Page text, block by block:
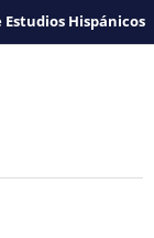
Hispánicos